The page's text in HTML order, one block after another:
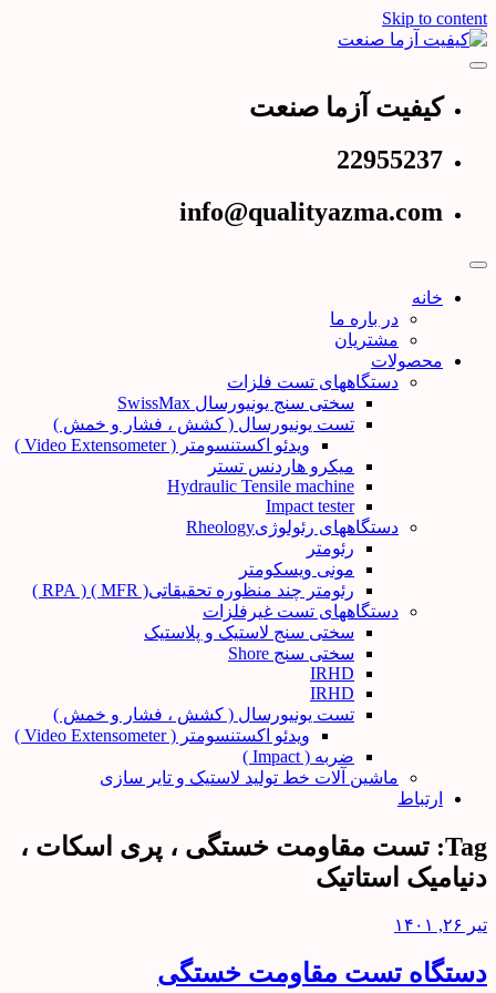
Skip to content
کیفیت آزما صنعت
کیفیت آزما صنعت
22955237
info@qualityazma.com
خانه
در باره ما
مشتریان
محصولات
دستگاههای تست فلزات
سختی سنج یونیورسال SwissMax
تست یونیورسال ( کشش ، فشار و خمش )
ویدئو اکستنسومتر ( Video Extensometer )
میکرو هاردنس تستر
Hydraulic Tensile machine
Impact tester
دستگاههای رئولوژیRheology
رئومتر
مونی ویسکومتر
رئومتر چند منظوره تحقیقاتی( MFR ) ( RPA )
دستگاههای تست غیرفلزات
سختی سنج لاستیک و پلاستیک
سختی سنج Shore
IRHD
IRHD
تست یونیورسال ( کشش ، فشار و خمش )
ویدئو اکستنسومتر ( Video Extensometer )
ضربه ( Impact )
ماشین آلات خط تولید لاستیک و تایر سازی
ارتباط
Tag: تست مقاومت خستگی ، پری اسکات ،
دنیامیک استاتیک
تیر ۲۶, ۱۴۰۱
دستگاه تست مقاومت خستگی